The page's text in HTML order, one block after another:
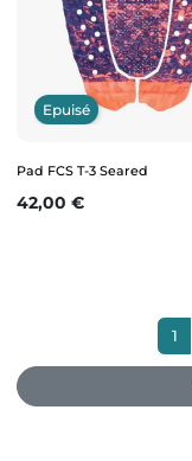
Epuisé
Pad FCS T-3 Seared
Prix
42,00 €
1